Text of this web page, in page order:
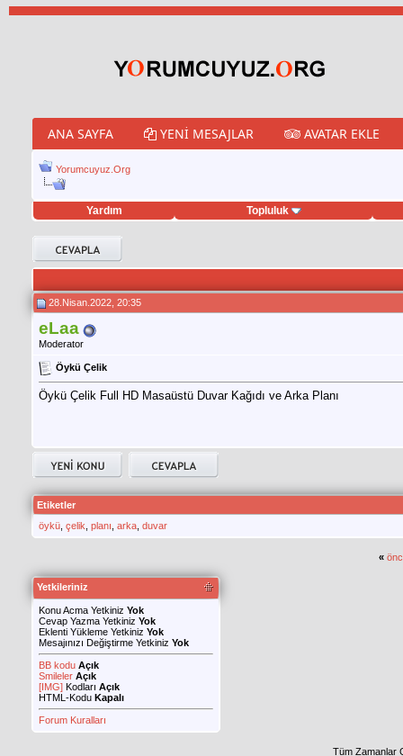
ANA SAYFA YENI MESAJLAR AVATAR EKLE
Yorumcuyuz.Org
Yardım Topluluk
hilesi
28.Nisan.2022, 20:35
eLaa
Moderator
Öykü Çelik
Öykü Çelik Full HD Masaüstü Duvar Kağıdı ve Arka Planı
Etiketler
öykü çelik planı arka duvar
«
Yetkileriniz
Konu Acma Yetkiniz Yok
Cevap Yazma Yetkiniz Yok
Eklenti Yükleme Yetkiniz Yok
Mesajınızı Değiştirme Yetkiniz Yok
BB kodu Açık
Smileler Açık
[IMG] Kodları Açık
HTML-Kodu Kapalı
Forum Kuralları
Tüm Zamanlar